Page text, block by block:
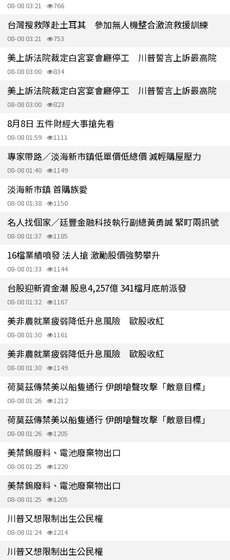
08-08 03:21 766
台灣搜救隊赴土耳其 參加無人機整合激流救援訓練
08-08 03:21 753
美上訴法院裁定白宮宴會廳停工 川普誓言上訴最高院
08-08 03:00 834
美上訴法院裁定白宮宴會廳停工 川普誓言上訴最高院
08-08 03:00 823
8月8日 五件財經大事搶先看
08-08 01:59 1111
專家帶路／淡海新市鎮低單價低總價 減輕購屋壓力
08-08 01:40 1149
淡海新市鎮 首購族愛
08-08 01:38 1150
名人找個家／廷豐金融科技執行副總黃勇諴 緊盯兩訊號
08-08 01:37 1185
16檔業績噴發 法人搶 激勵股價強勢攀升
08-08 01:33 1144
台股迎新資金潮 股息4,257億 341檔月底前派發
08-08 01:32 1167
美非農就業疲弱降低升息風險 歐股收紅
08-08 01:30 1161
美非農就業疲弱降低升息風險 歐股收紅
08-08 01:30 1149
荷莫茲傳禁美以船隻通行 伊朗嗆聲攻擊「敵意目標」
08-08 01:26 1212
荷莫茲傳禁美以船隻通行 伊朗嗆聲攻擊「敵意目標」
08-08 01:26 1205
美禁鎢廢料、電池廢棄物出口
08-08 01:25 1220
美禁鎢廢料、電池廢棄物出口
08-08 01:25 1205
川普又想限制出生公民權
08-08 01:24 1214
川普又想限制出生公民權